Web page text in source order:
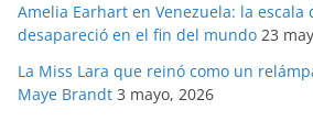
Amelia Earhart en Venezuela: la escala
desapareció en el fin del mundo 23
La Miss Lara que reinó como un
Maye Brandt 3 mayo, 2026